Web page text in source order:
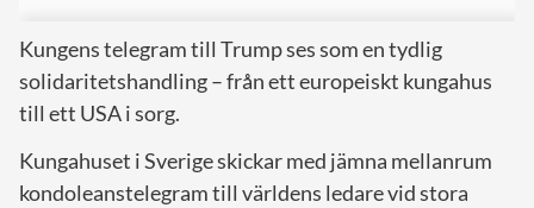
Kungens telegram till Trump ses som en tydlig
solidaritetshandling – från ett europeiskt kungahus
till ett USA i sorg.
Kungahuset i Sverige skickar med jämna mellanrum
kondoleanstelegram till världens ledare vid stora